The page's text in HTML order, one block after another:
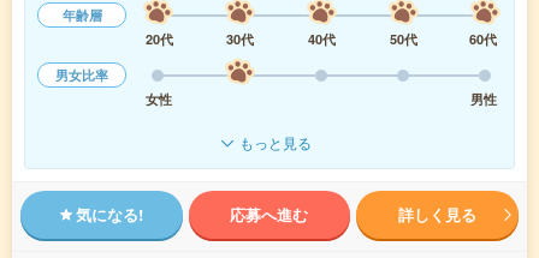
年齢層
20代
30代 40代 50代
60代
男女比率
女性
男性
もっと見る
気になる! 応募へ進む 詳しく見る